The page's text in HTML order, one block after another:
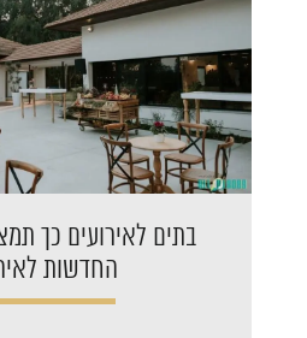
בתים לאירועים כך
החדשות